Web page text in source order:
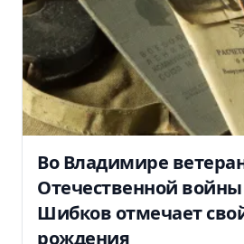
Во Владимире
Отечественной
Шибков отмечает
рождения